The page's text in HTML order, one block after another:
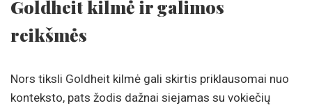
Goldheit kilmė ir galimos
reikšmės
Nors tiksli Goldheit kilmė gali skirtis priklausomai nuo
konteksto, pats žodis dažnai siejamas su vokiečių